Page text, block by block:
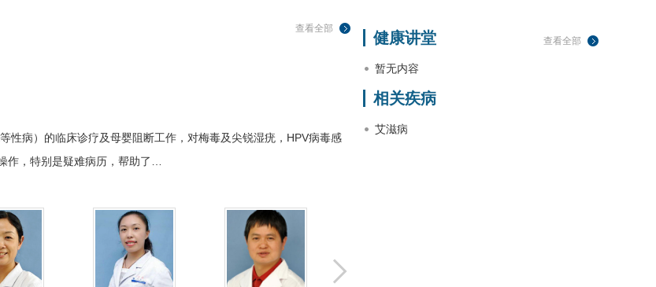
查看全部
性病）的临床诊疗及母婴阻断工作，对梅毒及尖锐湿疣，HPV病毒感
作，特别是疑难病历，帮助了…
查看全部
健康讲堂
暂无内容
相关疾病
艾滋病